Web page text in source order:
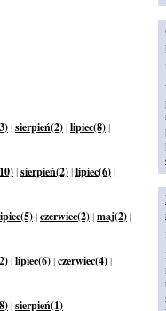
|sierpień(2)|lipiec(8)|
|sierpień(2)|lipiec(6)|
|czerwiec(2)|maj(2)|
|lipiec(6)|czerwiec(4)|
|sierpień(1)